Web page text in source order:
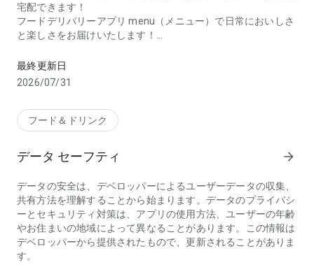
宅配できます！
フードデリバリーアプリ menu（メニュー）で日常においしさ
と楽しさをお届けいたします！
【こんな方におススメのフードデリバリーアプリ menu(メニ
ュー)】
探している
・家から出たくないのでお店の料理を宅配してほしい
・夜中に急にがっつりメニューが食べたくなるので出前で頼ん
・ホームパーティーをフードデリバリーで豪華にしたい
・ロケ弁や会議弁当を出前で注文したい
・仕事が忙しいのでフードデリバリーを使いたい
・行列店は好きだけど並ばずにテイクアウトしたい
・忙しい中でも美味しいものをフードデリバリーで楽しみたい
・人気店の料理、おいしいグルメを家でゆったりと楽しみたい
最終更新日
2026/07/31
フード＆ドリンク
データ セーフティ arrow_forward
データの安全は、デベロッパーによるユーザーデータの収集、
共有方法を理解することから始まります。データのプライバシ
ーとセキュリティ対策は、アプリの使用方法、ユーザーの年齢
やお住まいの地域によって異なることがあります。この情報は
デベロッパーから提供されたもので、更新されることがありま
す。